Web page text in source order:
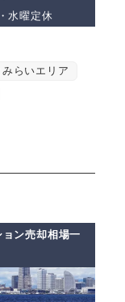
水曜定休
らいエリア
ョン売却相場一